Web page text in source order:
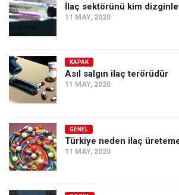
İlaç sektörünü kim
11 MAY, 2020
KAPAK
Asıl salgın ilaç terörüdür
11 MAY, 2020
GENEL
Türkiye neden ilaç
11 MAY, 2020